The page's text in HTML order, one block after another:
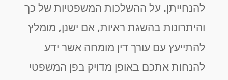
להנחייתן. על ההשלכות המשפטיות של כך
והיתרונות בהשגת ראיות, אם ישנן, מומלץ
להתייעץ עם עורך דין מומחה אשר ידע
להנחות אתכם באופן מדויק בפן המשפטי